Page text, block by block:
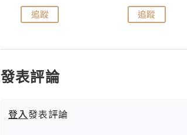
追蹤 追蹤
發表評論
登入發表評論